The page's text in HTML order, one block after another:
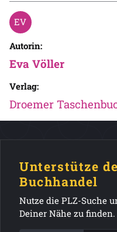
Autorin:
Eva Völler
Verlag:
Droemer
Unterstütze
Buchhandel
Nutze die PLZ-Suche
Deiner Nähe zu finden.